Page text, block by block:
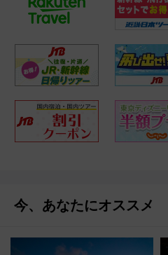
今、あなたにオススメ